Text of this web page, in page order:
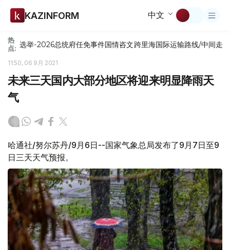
KAZINFORM 中文
热
点: 选举-2026总统府任免事件国情咨文跨里海国际运输路线/中间走廊
11:50, 06 9月 2021
未来三天国内大部分地区将迎来明显降雨天
气
哈通社/努尔苏丹/9月6日--国家气象总局发布了9月7日至9
日三天天气预报。